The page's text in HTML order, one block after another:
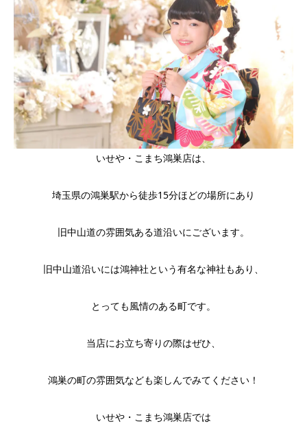
いせや・こまち鴻巣店は、
埼玉県の鴻巣駅から徒歩15分ほどの場所にあり
旧中山道の雰囲気ある道沿いにございます。
旧中山道沿いには鴻神社という有名な神社もあり、
とっても風情のある町です。
当店にお立ち寄りの際はぜひ、
鴻巣の町の雰囲気なども楽しんでみてください！
いせや・こまち鴻巣店では